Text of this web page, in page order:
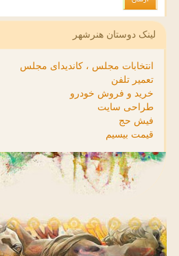
لینک دوستان هنرشهر
انتخابات مجلس ، کاندیدای مجلس
تعمیر تلفن
خرید و فروش خودرو
طراحی سایت
فیش حج
قیمت بیسیم